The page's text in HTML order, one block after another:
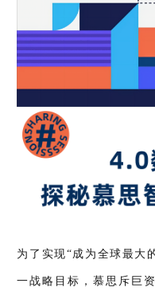
为了实现“成为全球最大
一战略目标，慕思斥巨